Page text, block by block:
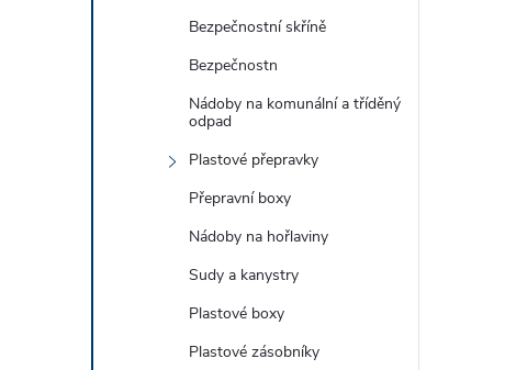
Bezpečnostní skříně
Bezpečnostn
Nádoby na komunální a tříděný
odpad
Plastové přepravky
Přepravní boxy
Nádoby na hořlaviny
Sudy a kanystry
Plastové boxy
Plastové zásobníky